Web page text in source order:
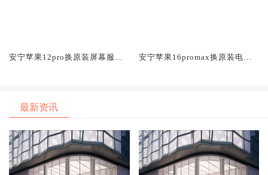
安宁苹果12pro换原装屏幕服务
安宁苹果16promax换原装电池
最新资讯